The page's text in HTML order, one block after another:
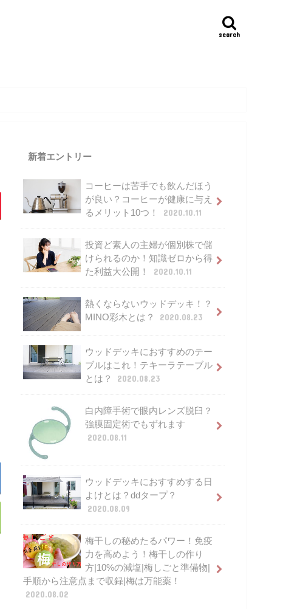
search
新着エントリー
コーヒーは苦手でも飲んだほう
が良い？コーヒーが健康に与え
るメリット10つ！
2020.10.11
投資ど素人の主婦が個別株で儲
けられるのか！知識ゼロから得
た利益大公開！
2020.10.11
熱くならないウッドデッキ！？
MINO彩木とは？
2020.08.23
ウッドデッキにおすすめのテー
ブルはこれ！テキーラテーブル
とは？
2020.08.23
白内障手術で眼内レンズ脱臼？
強膜固定術でもずれます
2020.08.11
ウッドデッキにおすすめする日
よけとは？ddタープ？
2020.08.09
梅干しの秘めたるパワー！免疫
力を高めよう！梅干しの作り
方|10%の減塩|梅しごと準備物|
手順から注意点まで収録|梅は万能薬！
2020.08.02